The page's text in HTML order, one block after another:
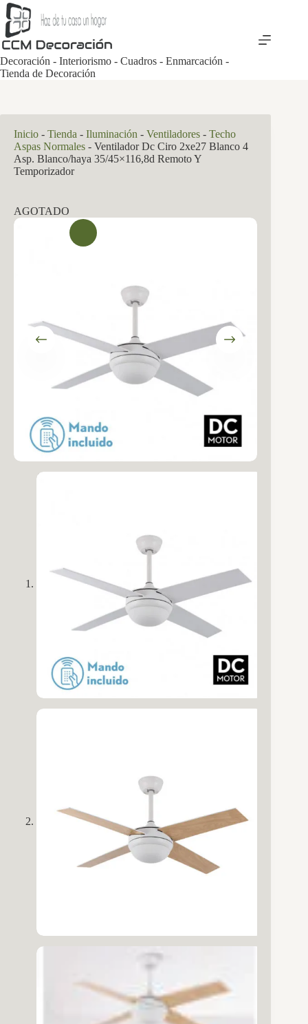
Saltar
al
contenido
Decoración - Interiorismo - Cuadros - Enmarcación -
Tienda de Decoración
Inicio - Tienda - Iluminación - Ventiladores - Techo
Aspas Normales - Ventilador Dc Ciro 2xe27 Blanco 4
Asp. Blanco/haya 35/45×116,8d Remoto Y
Temporizador
AGOTADO